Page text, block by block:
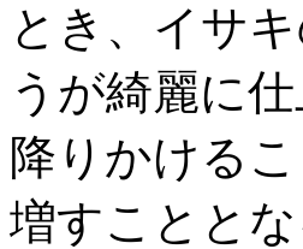
とき、イサ
うが綺麗に
降りかける
増すことと